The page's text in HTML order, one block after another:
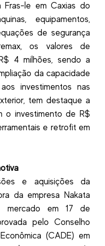
Fras-le em Caxias do
equipamentos,
de segurança
os valores de
4 milhões, sendo a
da capacidade
investimentos nas
tem destaque a
o investimento de R$
e retrofit em
e aquisições da
da empresa Nakata
mercado em 17 de
pelo Conselho
(CADE) em